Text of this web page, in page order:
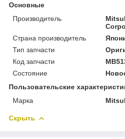
Основные
Производитель
Страна производитель
Тип запчасти
Код запчасти
Состояние
Пользовательские
Марка
Скрыть